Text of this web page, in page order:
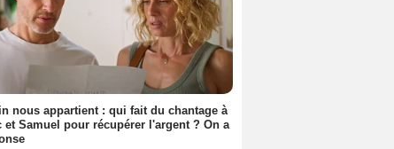
nous appartient : qui fait du chantage à
et Samuel pour récupérer l'argent ? On a